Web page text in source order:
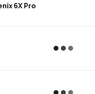
6X Pro